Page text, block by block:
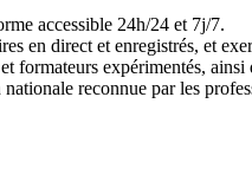
accessible 24h/24 et 7j/7.
en direct et enregistrés, et
formateurs expérimentés,
reconnue par les